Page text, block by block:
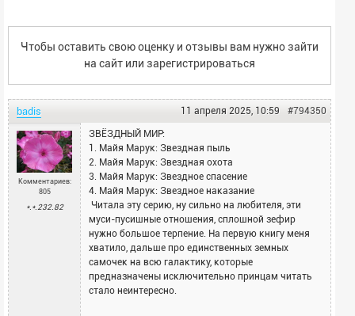
КОНСТАТИНОПОЛЬ ТИХООКЕАНСКИЙ:
1. Алексей Николаевич Осадчий: Константинополь
против Севера
4. Алексей Николаевич Осадчий: От Гавайев до Трансвааля
Чтобы оставить свою оценку и отзывы вам нужно зайти
на сайт или зарегистрироваться
badis #794350
11 апреля 2025, 10:59
Комментариев:
805
*.*.232.82
ЗВЁЗДНЫЙ МИР:
1. Майя Марук: Звездная пыль
2. Майя Марук: Звездная охота
3. Майя Марук: Звездное спасение
4. Майя Марук: Звездное наказание
Читала эту серию, ну сильно на любителя, эти
муси-пусишные отношения, сплошной зефир
нужно большое терпение. На первую книгу меня
хватило, дальше про единственных земных
самочек на всю галактику, которые
предназначены исключительно принцам читать
стало неинтересно.